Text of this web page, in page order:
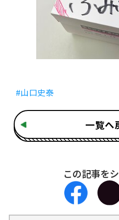
#山口史泰
一覧へ
この記事を